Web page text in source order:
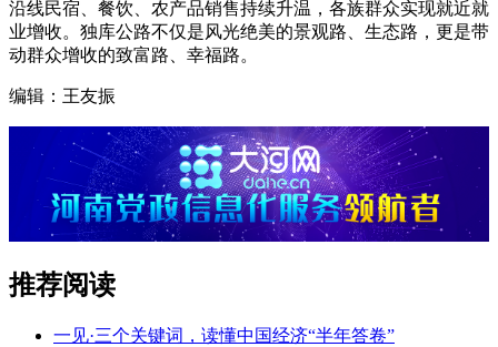
沿线民宿、餐饮、农产品销售持续升温，各族群众实现就近就
业增收。独库公路不仅是风光绝美的景观路、生态路，更是带
动群众增收的致富路、幸福路。
编辑：王友振
推荐阅读
一见·三个关键词，读懂中国经济“半年答卷”